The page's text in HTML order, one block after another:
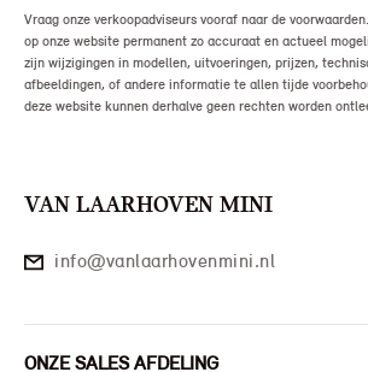
Vraag onze verkoopadviseurs vooraf naar de
op onze website permanent zo accuraat en actueel
zijn wijzigingen in modellen, uitvoeringen, prijzen,
afbeeldingen, of andere informatie te allen tijde
deze website kunnen derhalve geen rechten worden
VAN LAARHOVEN MINI
info@vanlaarhovenmini.nl
ONZE SALES AFDELING